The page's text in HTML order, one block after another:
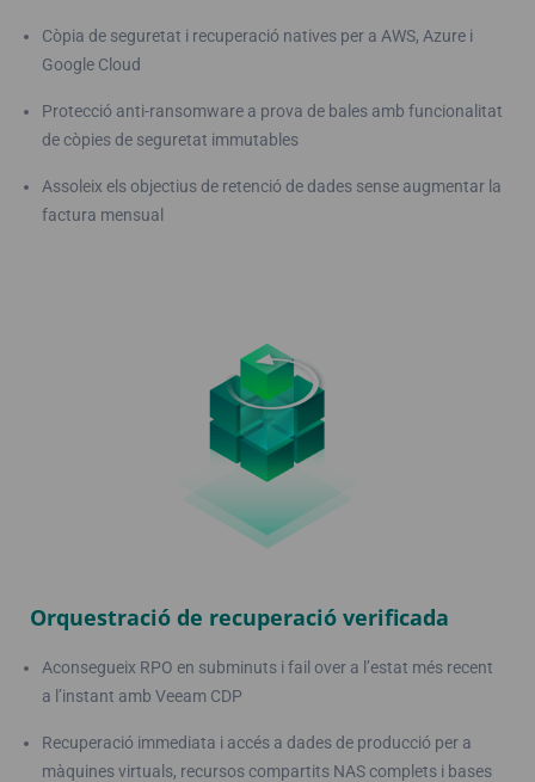
Còpia de seguretat i recuperació natives per a AWS, Azure i
Google Cloud
Protecció anti-ransomware a prova de bales amb funcionalitat
de còpies de seguretat immutables
Assoleix els objectius de retenció de dades sense augmentar la
factura mensual
Orquestració de recuperació verificada
Aconsegueix RPO en subminuts i fail over a l’estat més recent
a l’instant amb Veeam CDP
Recuperació immediata i accés a dades de producció per a
màquines virtuals, recursos compartits NAS complets i bases